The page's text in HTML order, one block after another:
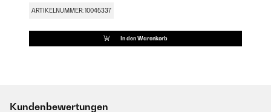
ARTIKELNUMMER: 10045337
In den Warenkorb
Kundenbewertungen